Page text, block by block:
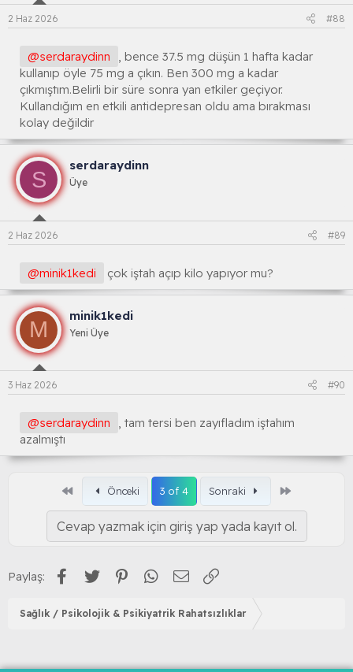
2 Haz 2026 #88
@serdaraydinn
, bence 37.5 mg düşün 1 hafta kadar
kullanıp öyle 75 mg a çıkın. Ben 300 mg a kadar
çıkmıştım.Belirli bir süre sonra yan etkiler geçiyor.
Kullandığım en etkili antidepresan oldu ama bırakması
kolay değildir
S
serdaraydinn
Üye
2 Haz 2026 #89
@minik1kedi çok iştah açıp kilo yapıyor mu?
M
minik1kedi
Yeni Üye
3 Haz 2026 #90
@serdaraydinn
, tam tersi ben zayıfladım iştahım
azalmıştı
Birinci Önceki 3 of 4 Sonraki
Cevap yazmak için giriş yap yada kayıt ol.
Paylaş: Facebook
Twitter PinterestWhatsApp
E-posta
Sağlık / Psikolojik & Psikiyatrik Rahatsızlıklar